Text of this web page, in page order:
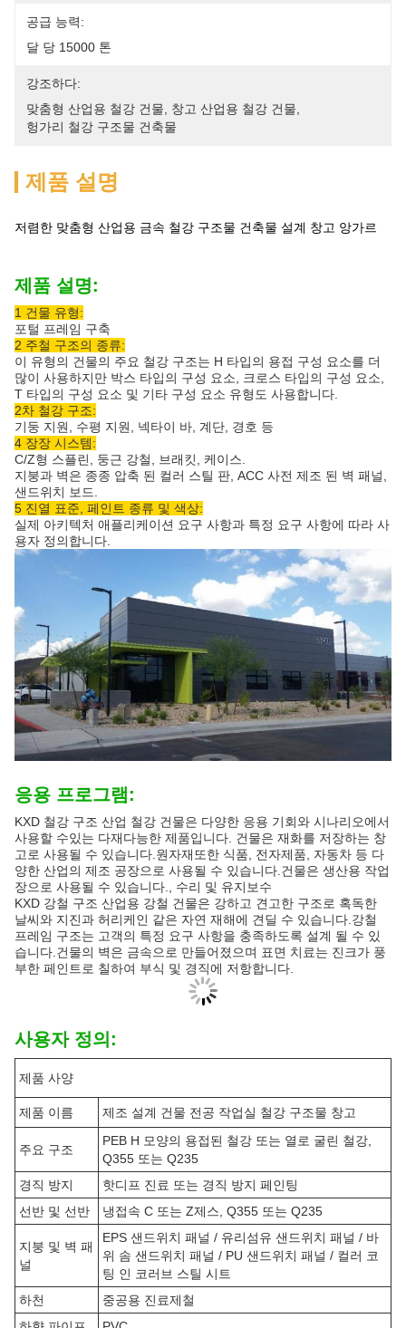
공급 능력:
달 당 15000 톤
강조하다:
맞춤형 산업용 철강 건물
창고 산업용 철강 건물
헝가리 철강 구조물 건축물
제품 설명
저렴한 맞춤형 산업용 금속 철강 구조물 건축물 설계 창고 앙가르
제품 설명:
1 건물 유형:
포털 프레임 구축
2 주철 구조의 종류:
이 유형의 건물의 주요 철강 구조는 H 타입의 용접 구성 요소를 더
많이 사용하지만 박스 타입의 구성 요소, 크로스 타입의 구성 요소,
T 타입의 구성 요소 및 기타 구성 요소 유형도 사용합니다.
2차 철강 구조:
기둥 지원, 수평 지원, 넥타이 바, 계단, 경호 등
4 장장 시스템:
C/Z형 스플린, 둥근 강철, 브래킷, 케이스.
지붕과 벽은 종종 압축 된 컬러 스틸 판, ACC 사전 제조 된 벽 패널,
샌드위치 보드.
5 진열 표준, 페인트 종류 및 색상:
실제 아키텍처 애플리케이션 요구 사항과 특정 요구 사항에 따라 사
용자 정의합니다.